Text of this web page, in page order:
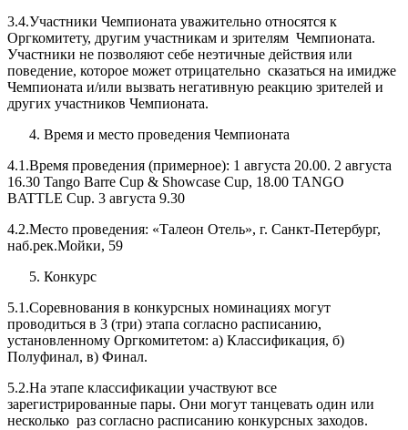
3.4.Участники Чемпионата уважительно относятся к
Оргкомитету, другим участникам и зрителям Чемпионата.
Участники не позволяют себе неэтичные действия или
поведение, которое может отрицательно сказаться на имидже
Чемпионата и/или вызвать негативную реакцию зрителей и
других участников Чемпионата.
Время и место проведения Чемпионата
4.1.Время проведения (примерное): 1 августа 20.00. 2 августа
16.30 Tango Barre Cup & Showcase Cup, 18.00 TANGO
BATTLE Cup. 3 августа 9.30
4.2.Место проведения: «Талеон Отель», г. Санкт-Петербург,
наб.рек.Мойки, 59
Конкурс
5.1.Соревнования в конкурсных номинациях могут
проводиться в 3 (три) этапа согласно расписанию,
установленному Оргкомитетом: а) Классификация, б)
Полуфинал, в) Финал.
5.2.На этапе классификации участвуют все
зарегистрированные пары. Они могут танцевать один или
несколько раз согласно расписанию конкурсных заходов.